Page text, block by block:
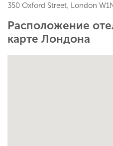
350 Oxford Street, London
Расположение
карте Лондона